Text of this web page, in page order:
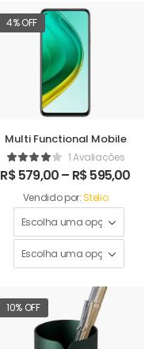
4% OFF
Multi Functional Mobile
1 Avaliações
R$579,00– R$595,00
Vendido por:Stelio
10% OFF